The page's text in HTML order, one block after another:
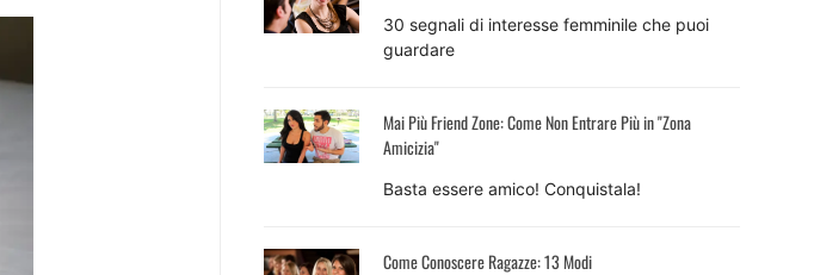
30 segnali di interesse femminile che puoi
guardare
Mai Più Friend Zone: Come Non Entrare Più in "Zona
Amicizia"
Basta essere amico! Conquistala!
Come Conoscere Ragazze: 13 Modi